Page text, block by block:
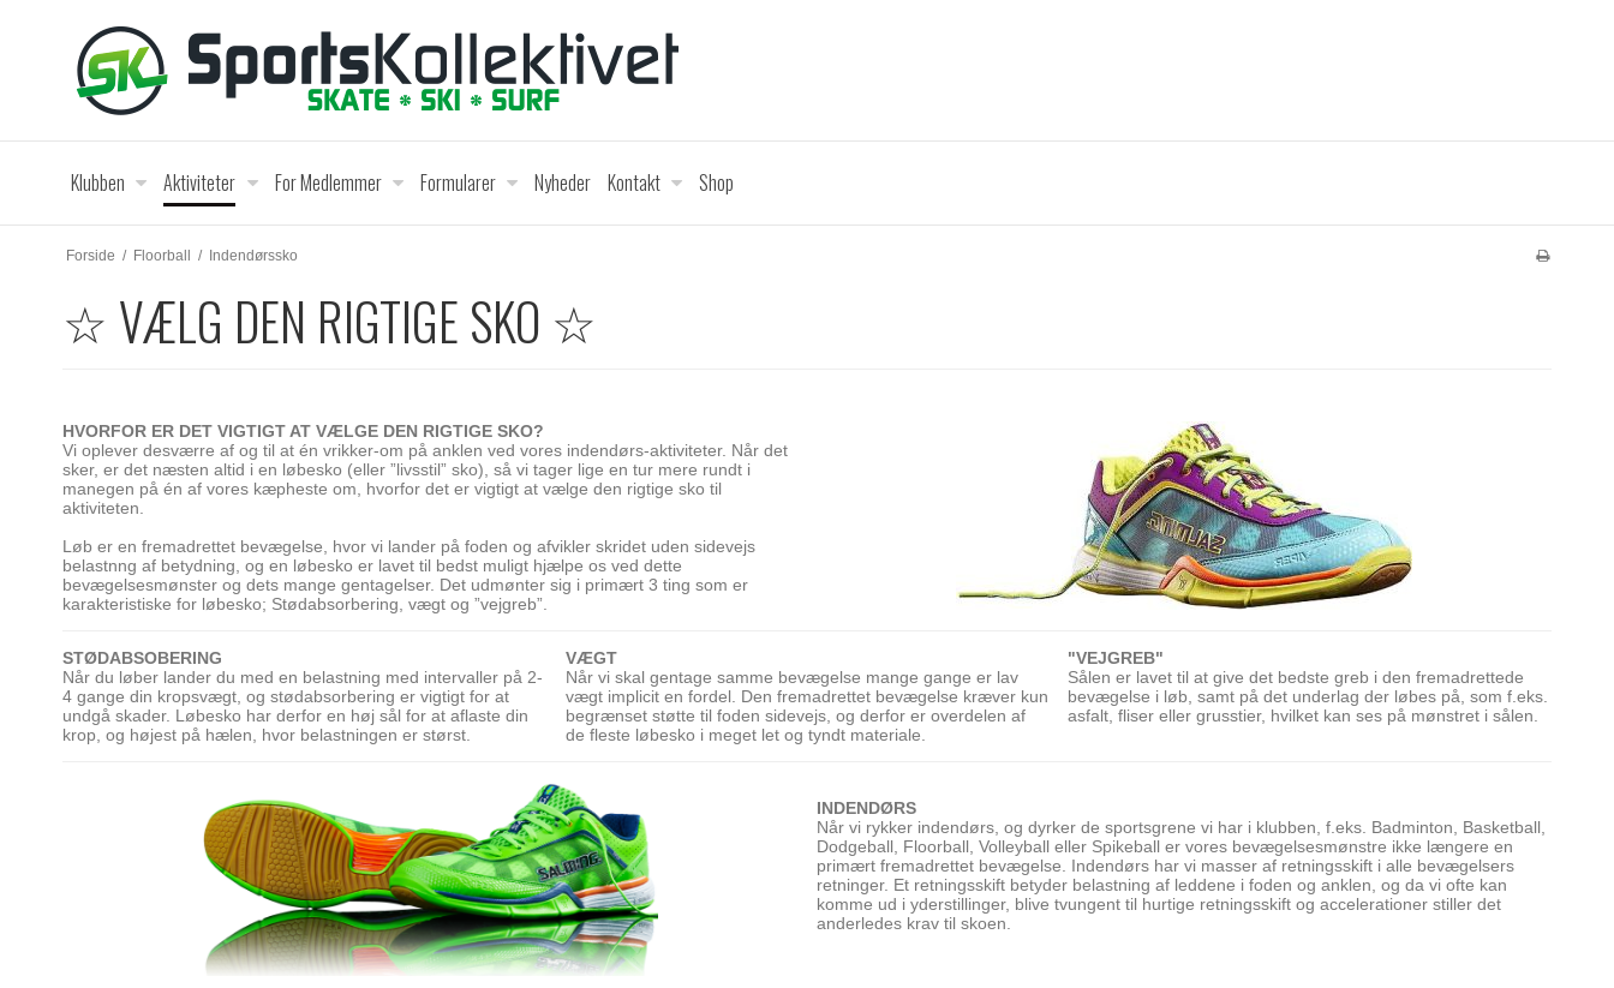
Klubben Aktiviteter For Medlemmer Formularer Nyheder Kontakt Shop
Forside / Floorball / Indendørssko
☆ VÆLG DEN RIGTIGE SKO ☆
HVORFOR ER DET VIGTIGT AT VÆLGE DEN RIGTIGE SKO?
Vi oplever desværre af og til at én vrikker-om på anklen ved vores indendørs-aktiviteter. Når det
sker, er det næsten altid i en løbesko (eller ”livsstil” sko), så vi tager lige en tur mere rundt i
manegen på én af vores kæpheste om, hvorfor det er vigtigt at vælge den rigtige sko til
aktiviteten.
Løb er en fremadrettet bevægelse, hvor vi lander på foden og afvikler skridet uden sidevejs
belastnng af betydning, og en løbesko er lavet til bedst muligt hjælpe os ved dette
bevægelsesmønster og dets mange gentagelser. Det udmønter sig i primært 3 ting som er
karakteristiske for løbesko; Stødabsorbering, vægt og ”vejgreb”.
STØDABSOBERING
Når du løber lander du med en belastning med intervaller på 2-
4 gange din kropsvægt, og stødabsorbering er vigtigt for at
undgå skader. Løbesko har derfor en høj sål for at aflaste din
krop, og højest på hælen, hvor belastningen er størst.
VÆGT
Når vi skal gentage samme bevægelse mange gange er lav
vægt implicit en fordel. Den fremadrettet bevægelse kræver kun
begrænset støtte til foden sidevejs, og derfor er overdelen af
de fleste løbesko i meget let og tyndt materiale.
"VEJGREB"
Sålen er lavet til at give det bedste greb i den fremadrettede
bevægelse i løb, samt på det underlag der løbes på, som f.eks.
asfalt, fliser eller grusstier, hvilket kan ses på mønstret i sålen.
INDENDØRS
Når vi rykker indendørs, og dyrker de sportsgrene vi har i klubben, f.eks. Badminton, Basketball,
Dodgeball, Floorball, Volleyball eller Spikeball er vores bevægelsesmønstre ikke længere en
primært fremadrettet bevægelse. Indendørs har vi masser af retningsskift i alle bevægelsers
retninger. Et retningsskift betyder belastning af leddene i foden og anklen, og da vi ofte kan
komme ud i yderstillinger, blive tvungent til hurtige retningsskift og accelerationer stiller det
anderledes krav til skoen.